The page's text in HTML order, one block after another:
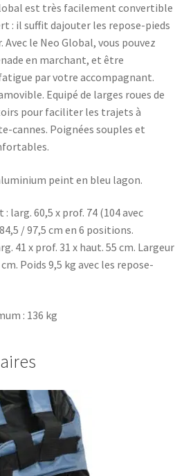
est très facilement convertible
: il suffit dajouter les repose-pieds
Avec le Neo Global, vous pouvez
en marchant, et être
par votre accompagnant.
Equipé de larges roues de
pour faciliter les trajets à
cannes. Poignées souples et
peint en bleu lagon.
larg. 60,5 x prof. 74 (104 avec
/ 97,5 cm en 6 positions.
41 x prof. 31 x haut. 55 cm. Largeur
Poids 9,5 kg avec les repose-
: 136 kg